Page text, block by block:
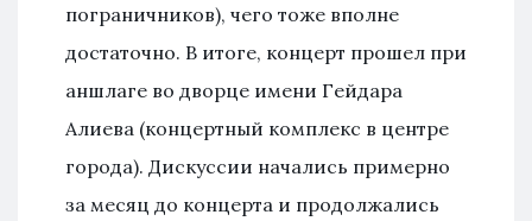
пограничников), чего тоже вполне
достаточно. В итоге, концерт прошел при
аншлаге во дворце имени Гейдара
Алиева (концертный комплекс в центре
города). Дискуссии начались примерно
за месяц до концерта и продолжались